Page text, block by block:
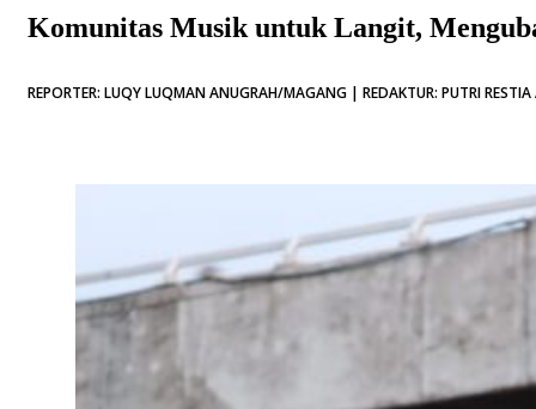
Komunitas Musik untuk Langit,
REPORTER: LUQY LUQMAN ANUGRAH/MAGANG | REDAKTUR: PUTRI